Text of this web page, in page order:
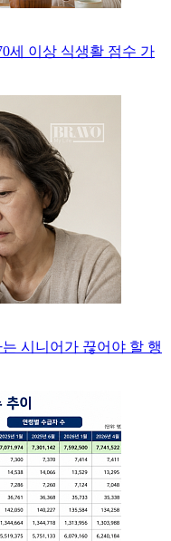
세 이상 식생활 점수 가
시니어가 끊어야 할 행